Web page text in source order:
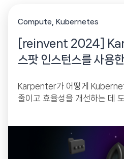
Compute Kubernetes
[reinvent 2024]
스팟 인스턴스를 사용
Karpenter가 어떻게
줄이고 효율성을 개선하는 데